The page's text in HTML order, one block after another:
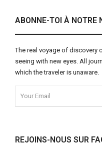
ABONNE-TOI À NOTRE
The real voyage of discovery
seeing with new eyes. All
which the traveler is unaware.
REJOINS-NOUS SUR